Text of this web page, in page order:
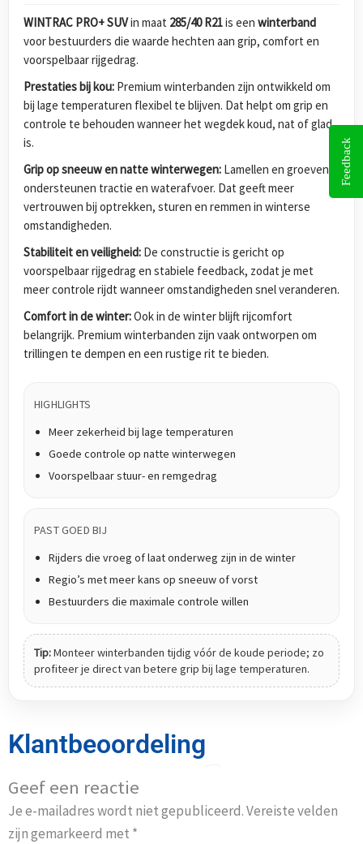
WINTRAC PRO+ SUVin maat 285/40 R21is een winterband
voor bestuurders die waarde hechten aan grip, comfort en
voorspelbaar rijgedrag.
Prestaties bij kou: Premium winterbanden zijn ontwikkeld om
bij lage temperaturen flexibel te blijven. Dat helpt om grip en
controle te behouden wanneer het wegdek koud, nat of glad
is.
Grip op sneeuw en natte winterwegen: Lamellen en groeven
ondersteunen tractie en waterafvoer. Dat geeft meer
vertrouwen bij optrekken, sturen en remmen in winterse
omstandigheden.
Stabiliteit en veiligheid: De constructie is gericht op
voorspelbaar rijgedrag en stabiele feedback, zodat je met
meer controle rijdt wanneer omstandigheden snel veranderen.
Comfort in de winter:Ook in de winter blijft rijcomfort
belangrijk. Premium winterbanden zijn vaak ontworpen om
trillingen te dempen en een rustige rit te bieden.
HIGHLIGHTS
Meer zekerheid bij lage temperaturen
Goede controle op natte winterwegen
Voorspelbaar stuur- en remgedrag
PAST GOED BIJ
Rijders die vroeg of laat onderweg zijn in de winter
Regio’s met meer kans op sneeuw of vorst
Bestuurders die maximale controle willen
Tip:Monteer winterbanden tijdig vóór de koude periode; zo
profiteer je direct van betere grip bij lage temperaturen.
Klantbeoordeling
Geef een reactie
Je e-mailadres wordt niet gepubliceerd.Vereiste velden
zijn gemarkeerd met *
Feedback